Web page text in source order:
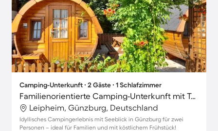
Camping-Unterkunft ∙ 2 Gäste ∙ 1 Schlafzimmer
Familienorientierte Camping-Unterkunft mit Terrasse und Grill | Gartenblick
Leipheim, Günzburg, Deutschland
Idyllisches Campingerlebnis mit Seeblick in Günzburg für zwei
Personen – ideal für Familien und mit köstlichem Frühstück!